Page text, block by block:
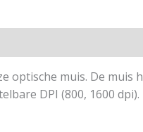
optische muis. De
DPI (800, 1600